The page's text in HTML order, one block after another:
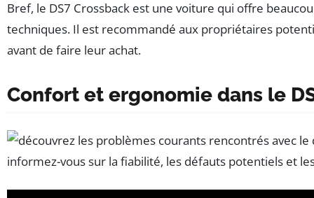
Bref, le DS7 Crossback est une voiture qui offre
techniques. Il est recommandé aux propriétaires
avant de faire leur achat.
Confort et ergonomie dans le